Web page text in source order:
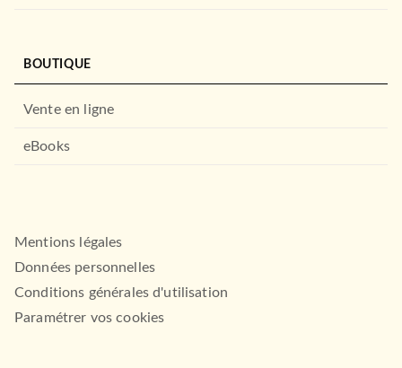
BOUTIQUE
Vente en ligne
eBooks
Mentions légales
Données personnelles
Conditions générales d'utilisation
Paramétrer vos cookies